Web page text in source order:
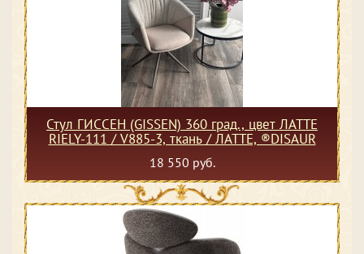
Стул ГИССЕН (GISSEN) 360 град., цвет ЛАТТЕ
RIELY-111 / V885-3, ткань / ЛАТТЕ, ®DISAUR
18 550 руб.